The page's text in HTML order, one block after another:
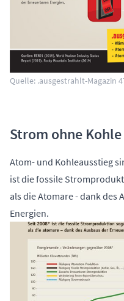
Quelle: .ausgestrahlt-Magazin
Strom ohne
Atom- und Kohleausstieg
ist die fossile
als die Atomare - dank des
Energien.